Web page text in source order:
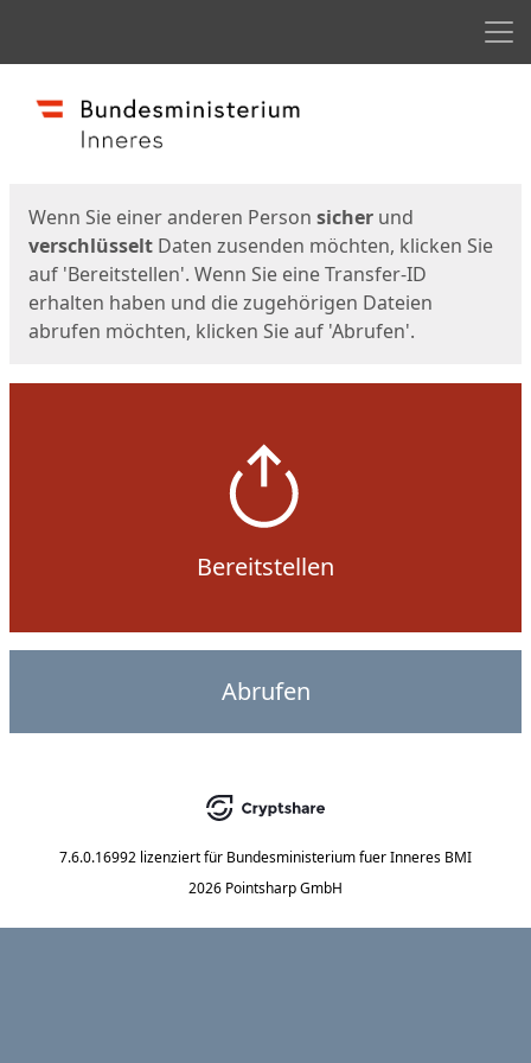
Start
Wenn Sie einer anderen Person sicher und
verschlüsselt Daten zusenden möchten, klicken Sie
auf 'Bereitstellen'. Wenn Sie eine Transfer-ID
erhalten haben und die zugehörigen Dateien
abrufen möchten, klicken Sie auf 'Abrufen'.
Bereitstellen
Abrufen
7.6.0.16992 lizenziert für Bundesministerium fuer Inneres BMI
2026 Pointsharp GmbH